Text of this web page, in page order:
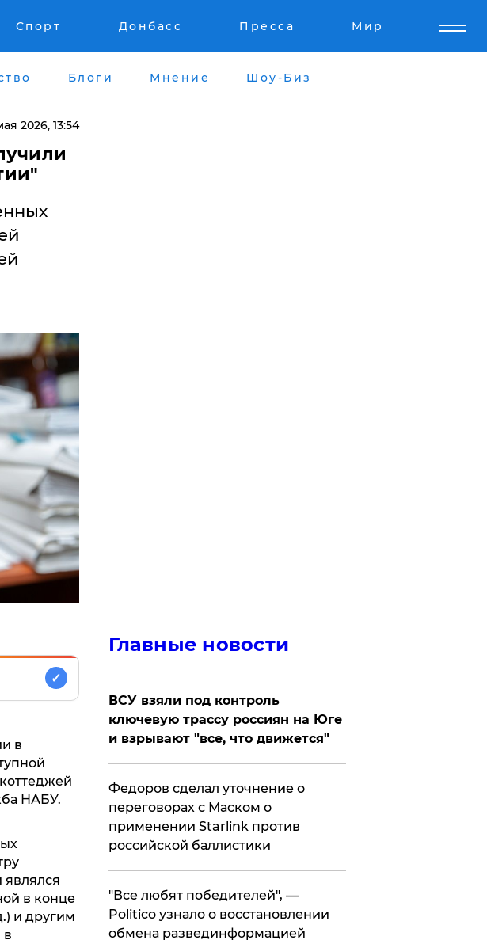
Спорт Донбасс Пресса Мир
Блоги Мнение Шоу-Биз
2026, 13:54
✓
в
НАБУ.
в конце
и другим
в
Главные новости
ВСУ взяли под контроль
ключевую трассу россиян на Юге
и взрывают "все, что движется"
Федоров сделал уточнение о
переговорах с Маском о
применении Starlink против
российской баллистики
​"Все любят победителей", —
Politico узнало о восстановлении
обмена развединформацией